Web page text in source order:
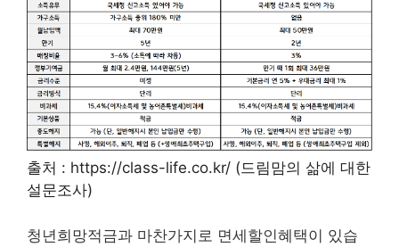
출처 : https://class-life.co.kr/ (드림맘의 삶에 대한
설문조사)
청년희망적금과 마찬가지로 면세할인혜택이 있습